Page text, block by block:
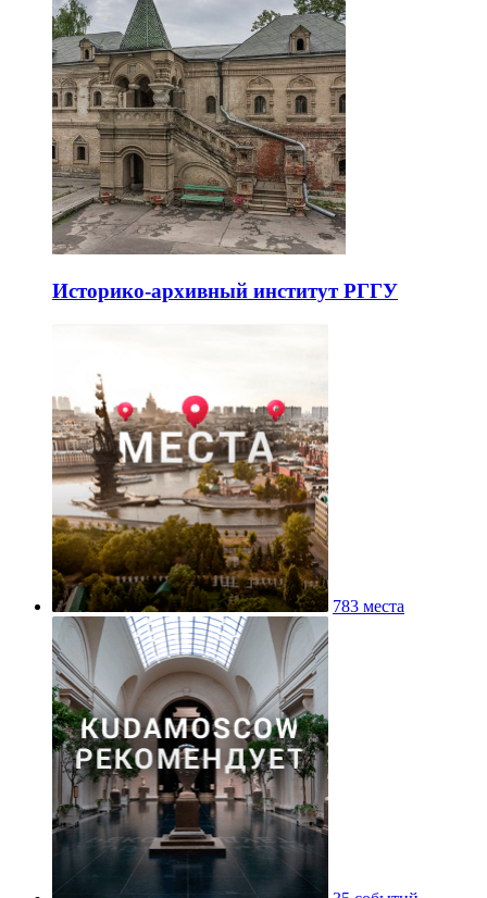
Историко-архивный институт РГГУ
783 места